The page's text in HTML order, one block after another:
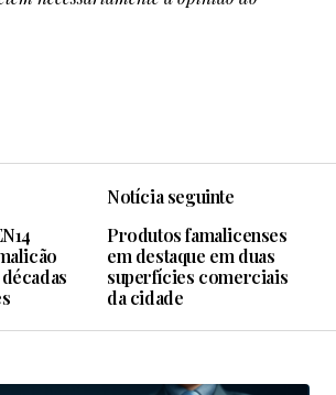
Notícia seguinte
Produtos famalicenses
em destaque em duas
superfícies comerciais
da cidade